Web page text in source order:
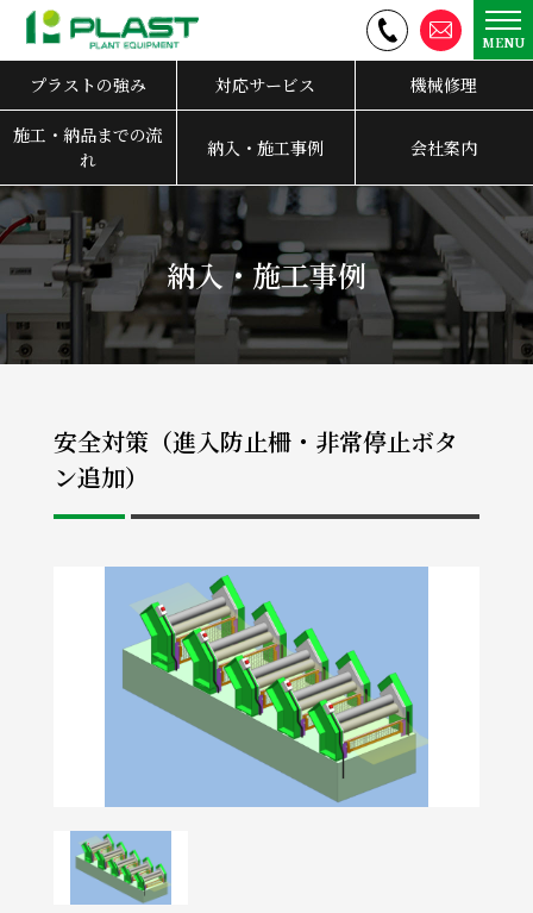
MENU
プラストの強み 対応サービス 機械修理
施工・納品までの流
れ
納入・施工事例 会社案内
納入・施工事例
安全対策（進入防止柵・非常停止ボタ
ン追加）